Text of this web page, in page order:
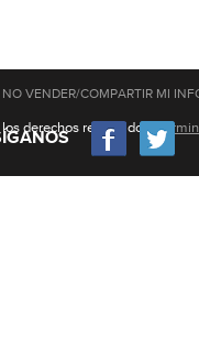
NO VENDER/COMPARTIR MI
derechos reservados.